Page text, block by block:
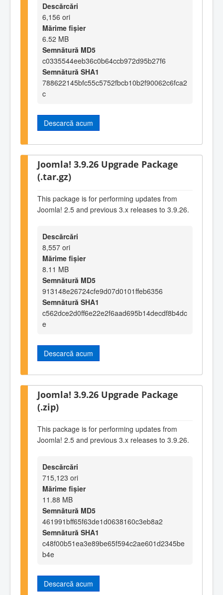
Descărcări
6,156 ori
Mărime fișier
6.52 MB
Semnătură MD5
c0335544eeb36c0b64ccb972d95b27f6
Semnătură SHA1
788622145bfc55c5752fbcb10b2f90062c6fca2
c
Descarcă acum
Joomla! 3.9.26 Upgrade Package
(.tar.gz)
This package is for performing updates from
Joomla! 2.5 and previous 3.x releases to 3.9.26.
Descărcări
8,557 ori
Mărime fișier
8.11 MB
Semnătură MD5
913148e26724cfe9d07d0101ffeb6356
Semnătură SHA1
c562dce2d0ff6e22e2f6aad695b14decdf8b4dc
e
Descarcă acum
Joomla! 3.9.26 Upgrade Package
(.zip)
This package is for performing updates from
Joomla! 2.5 and previous 3.x releases to 3.9.26.
Descărcări
715,123 ori
Mărime fișier
11.88 MB
Semnătură MD5
461991bff65f63de1d0638160c3eb8a2
Semnătură SHA1
c48f00b51ea3e89be65f594c2ae601d2345be
b4e
Descarcă acum